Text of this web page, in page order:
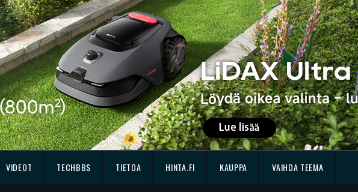
VIDEOT TECHBBS TIETOA HINTA.FI KAUPPA VAIHDA TEEMA